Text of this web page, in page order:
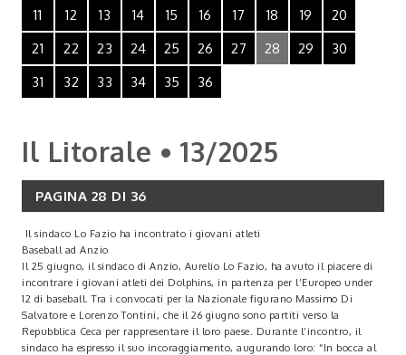
11
12 13 14 15 16 17 18 19
20
21
22 23 24 25 26 27 28 29
30
31
32 33 34 35 36
Il Litorale • 13/2025
PAGINA 28 DI 36
Il sindaco Lo Fazio ha incontrato i giovani atleti
Baseball ad Anzio
Il 25 giugno, il sindaco di Anzio, Aurelio Lo Fazio, ha avuto il piacere di
incontrare i giovani atleti dei Dolphins, in partenza per l’Europeo under
12 di baseball. Tra i convocati per la Nazionale figurano Massimo Di
Salvatore e Lorenzo Tontini, che il 26 giugno sono partiti verso la
Repubblica Ceca per rappresentare il loro paese. Durante l’incontro, il
sindaco ha espresso il suo incoraggiamento, augurando loro: “In bocca al